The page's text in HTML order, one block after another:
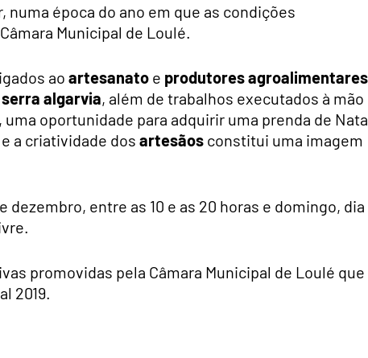
época do ano em que as condições
Municipal de Loulé.
ao artesanato e produtores agroalimentares
algarvia, além de trabalhos executados à mão
oportunidade para adquirir uma prenda de
a criatividade dos artesãos constitui uma imagem
dezembro, entre as 10 e as 20 horas e domingo, dia
promovidas pela Câmara Municipal de Loulé que
2019.